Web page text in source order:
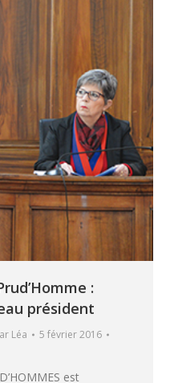
:
président
Léa
5 février 2016
est